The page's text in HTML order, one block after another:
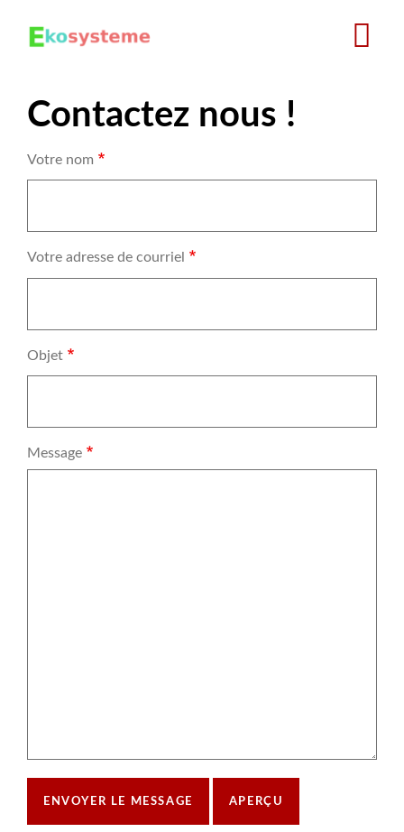
Contactez nous !
Votre nom
Votre adresse de courriel
Objet
Message